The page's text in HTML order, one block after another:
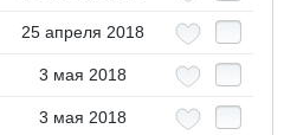
25 апреля 2018
3 мая 2018
3 мая 2018